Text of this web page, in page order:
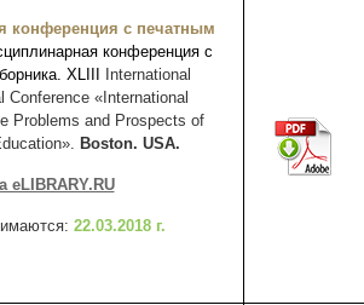
конференция с печатным
конференция с
XLIII
International
«International
Problems and Prospects of
Boston. USA.
eLIBRARY.RU
22.03.2018 г.